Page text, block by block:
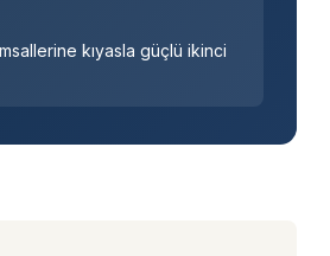
kıyasla güçlü ikinci